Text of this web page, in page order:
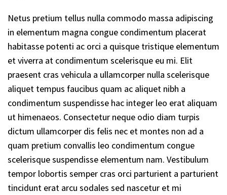
Netus pretium tellus nulla commodo massa adipiscing
in elementum magna congue condimentum placerat
habitasse potenti ac orci a quisque tristique elementum
et viverra at condimentum scelerisque eu mi. Elit
praesent cras vehicula a ullamcorper nulla scelerisque
aliquet tempus faucibus quam ac aliquet nibh a
condimentum suspendisse hac integer leo erat aliquam
ut himenaeos. Consectetur neque odio diam turpis
dictum ullamcorper dis felis nec et montes non ad a
quam pretium convallis leo condimentum congue
scelerisque suspendisse elementum nam. Vestibulum
tempor lobortis semper cras orci parturient a parturient
tincidunt erat arcu sodales sed nascetur et mi